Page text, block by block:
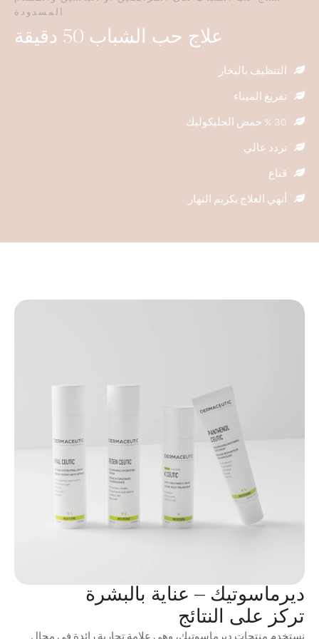
المسدودة
علاج حب الشباب 50 دقيقة
التنظيف بالبخار
تفريغ الميناء
30 % حمض الجليكوليك
تردد عالي
قناع
أنهي العلاج بكريم النهار
ديرماسوتيك – عناية بالبشرة
تركز على النتائج
نستخدم منتجات ديرماسوتيك، وهي علامة تجارية رائدة في مجال